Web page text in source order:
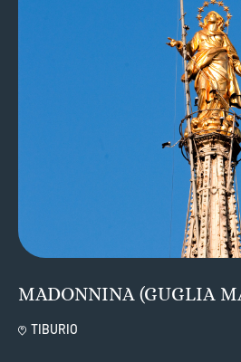
MADONNINA (GUGLIA
TIBURIO